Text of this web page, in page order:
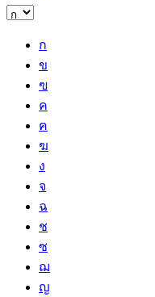
ก
ข
ฃ
ค
ฅ
ฆ
ง
จ
ฉ
ช
ซ
ฌ
ญ